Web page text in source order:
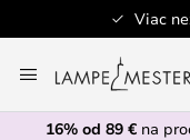
Viac
to
Content
16% od 89 € na